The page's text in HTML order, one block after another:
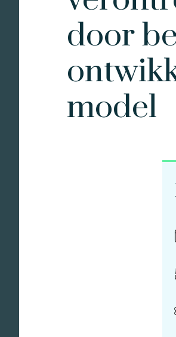
door
model